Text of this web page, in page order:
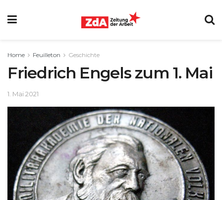
Home Feuilleton Geschichte
Friedrich Engels zum 1. Mai
1. Mai 2021